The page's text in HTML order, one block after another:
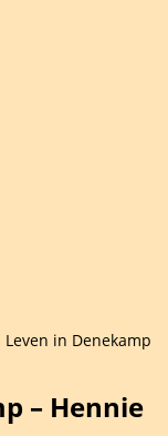
Leven in Denekamp
– Hennie